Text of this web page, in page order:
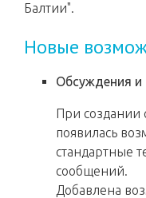
Балтии".
Новые
Обсуждения и
При создании
появилась
стандартные
сообщений.
Добавлена